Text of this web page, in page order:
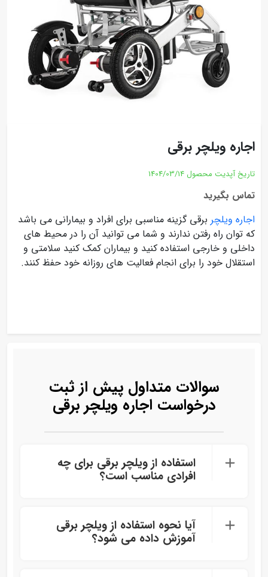
اجاره ویلچر برقی
تاریخ آپدیت محصول 1404/03/14
تماس بگیرید
اجاره ویلچر برقی گزینه مناسبی برای افراد و بیمارانی می باشد
که توان راه رفتن ندارند و شما می توانید آن را در محیط های
داخلی و خارجی استفاده کنید و بیماران کمک کنید سلامتی و
استقلال خود را برای انجام فعالیت های روزانه خود حفظ کنند.
سوالات متداول پیش از ثبت
درخواست اجاره ویلچر برقی
استفاده از ویلچر برقی برای چه
افرادی مناسب است؟
آیا نحوه استفاده از ویلچر برقی
آموزش داده می‌ شود؟